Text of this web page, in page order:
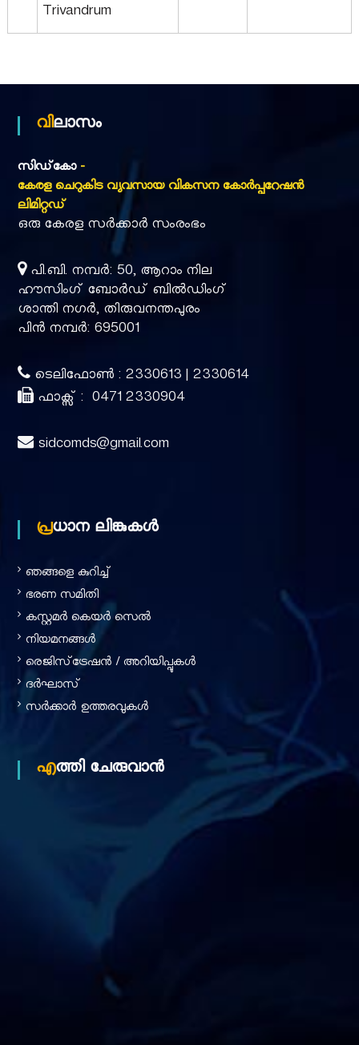
Trivandrum
വിലാസം
സിഡ്‌കോ -
കേരള ചെറുകിട വ്യവസായ വികസന കോർപ്പറേഷൻ
ലിമിറ്റഡ്
ഒരു കേരള സർക്കാർ സംരംഭം
പി.ബി. നമ്പർ: 50, ആറാം നില
ഹൗസിംഗ് ബോർഡ് ബിൽഡിംഗ്
ശാന്തി നഗർ, തിരുവനന്തപുരം
പിൻ നമ്പർ: 695001
ടെലിഫോൺ : 2330613 | 2330614
ഫാക്സ് : 0471 2330904
sidcomds@gmail.com
പ്രധാന ലിങ്കുകൾ
ഞങ്ങളെ കുറിച്ച്‌
ഭരണ സമിതി
കസ്റ്റമർ കെയർ സെൽ
നിയമനങ്ങൾ
രെജിസ്‌ട്രേഷൻ / അറിയിപ്പുകൾ
ദര്‍ഘാസ്
സർക്കാർ ഉത്തരവുകൾ
എത്തി ചേരുവാൻ